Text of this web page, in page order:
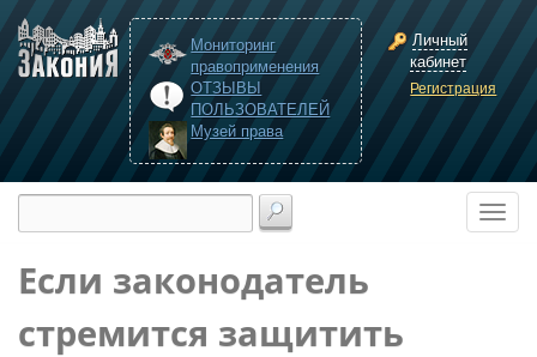
Мониторинг
правоприменения
ОТЗЫВЫ
ПОЛЬЗОВАТЕЛЕЙ
Музей права
Личный
кабинет
Регистрация
Если законодатель
стремится защитить